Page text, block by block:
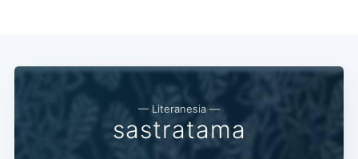
— Literanesia —
sastratama